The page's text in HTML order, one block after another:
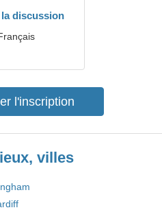
discussion
l'inscription
villes